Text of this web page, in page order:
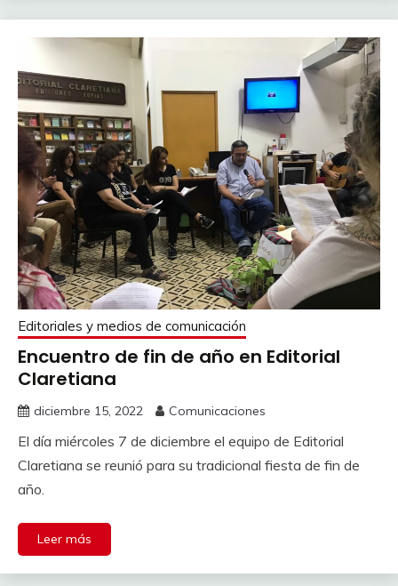
Editoriales y medios de comunicación
Encuentro de fin de año en Editorial
Claretiana
diciembre 15, 2022 Comunicaciones
El día miércoles 7 de diciembre el equipo de Editorial
Claretiana se reunió para su tradicional fiesta de fin de
año.
Leer más